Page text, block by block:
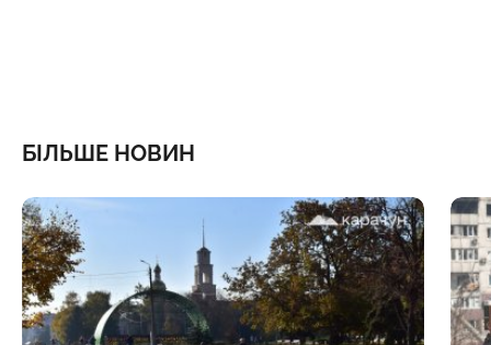
БІЛЬШЕ НОВИН